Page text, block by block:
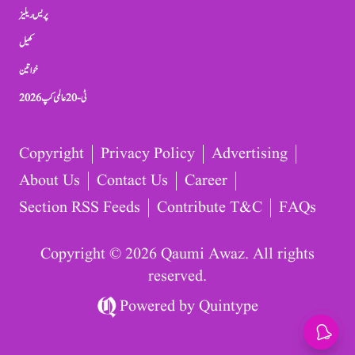
پریس ریلیز
کھیل
خواتین
ٹی-20 عالمی کپ 2026
Copyright Privacy Policy
Advertising
About Us
Contact Us
Career
Section RSS Feeds
Contribute T&C FAQs
Copyright © 2026 Qaumi Awaz. All rights
reserved.
Powered byQuintype